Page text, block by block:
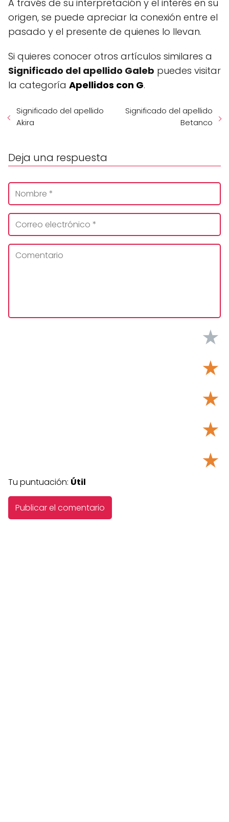
A través de su interpretación y el interés en su
origen, se puede apreciar la conexión entre el
pasado y el presente de quienes lo llevan.
Si quieres conocer otros artículos similares a
Significado del apellido Galeb puedes visitar
la categoría Apellidos con G.
Significado del apellido
Akira
Significado del apellido
Betanco
Deja una respuesta
★
★
★
★
★
Tu puntuación: Útil